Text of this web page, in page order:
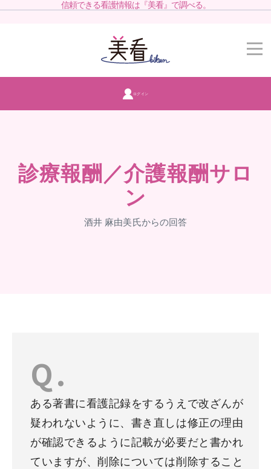
信頼できる看護情報は『美看』で調べる。
ログイン
診療報酬／介護報酬サロ
ン
酒井 麻由美氏からの回答
ある著書に看護記録をするうえで改ざんが
疑われないように、書き直しは修正の理由
が確認できるように記載が必要だと書かれ
ていますが、削除については削除すること